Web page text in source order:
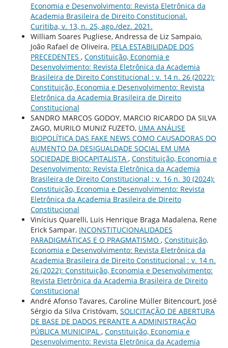
Economia e Desenvolvimento: Revista Eletrônica da
Academia Brasileira de Direito Constitucional.
Curitiba, v. 13, n. 25, ago./dez. 2021.
William Soares Pugliese, Andressa de Liz Sampaio,
João Rafael de Oliveira, PELA ESTABILIDADE DOS
PRECEDENTES , Constituição, Economia e
Desenvolvimento: Revista Eletrônica da Academia
Brasileira de Direito Constitucional : v. 14 n. 26 (2022):
Constituição, Economia e Desenvolvimento: Revista
Eletrônica da Academia Brasileira de Direito
Constitucional
SANDRO MARCOS GODOY, MARCIO RICARDO DA SILVA
ZAGO, MURILO MUNIZ FUZETO, UMA ANÁLISE
BIOPOLÍTICA DAS FAKE NEWS COMO CAUSADORAS DO
AUMENTO DA DESIGUALDADE SOCIAL EM UMA
SOCIEDADE BIOCAPITALISTA , Constituição, Economia e
Desenvolvimento: Revista Eletrônica da Academia
Brasileira de Direito Constitucional : v. 16 n. 30 (2024):
Constituição, Economia e Desenvolvimento: Revista
Eletrônica da Academia Brasileira de Direito
Constitucional
Vinícius Quarelli, Luis Henrique Braga Madalena, Rene
Erick Sampar, INCONSTITUCIONALIDADES
PARADIGMÁTICAS E O PRAGMATISMO , Constituição,
Economia e Desenvolvimento: Revista Eletrônica da
Academia Brasileira de Direito Constitucional : v. 14 n.
26 (2022): Constituição, Economia e Desenvolvimento:
Revista Eletrônica da Academia Brasileira de Direito
Constitucional
André Afonso Tavares, Caroline Müller Bitencourt, José
Sérgio da Silva Cristóvam, SOLICITAÇÃO DE ABERTURA
DE BASE DE DADOS PERANTE A ADMINISTRAÇÃO
PÚBLICA MUNICIPAL , Constituição, Economia e
Desenvolvimento: Revista Eletrônica da Academia